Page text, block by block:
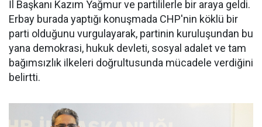
İl Başkanı Kazım Yağmur ve partililerle bir araya geldi.
Erbay burada yaptığı konuşmada CHP'nin köklü bir
parti olduğunu vurgulayarak, partinin kuruluşundan bu
yana demokrasi, hukuk devleti, sosyal adalet ve tam
bağımsızlık ilkeleri doğrultusunda mücadele verdiğini
belirtti.